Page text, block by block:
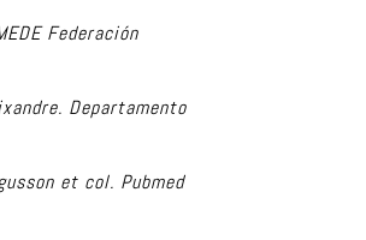
Federación
Departamento
et col. Pubmed